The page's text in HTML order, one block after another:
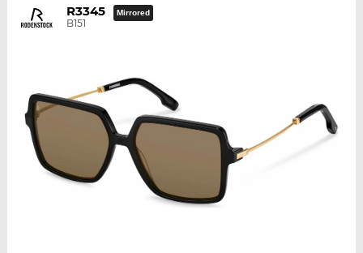
R3345
B151
Mirrored